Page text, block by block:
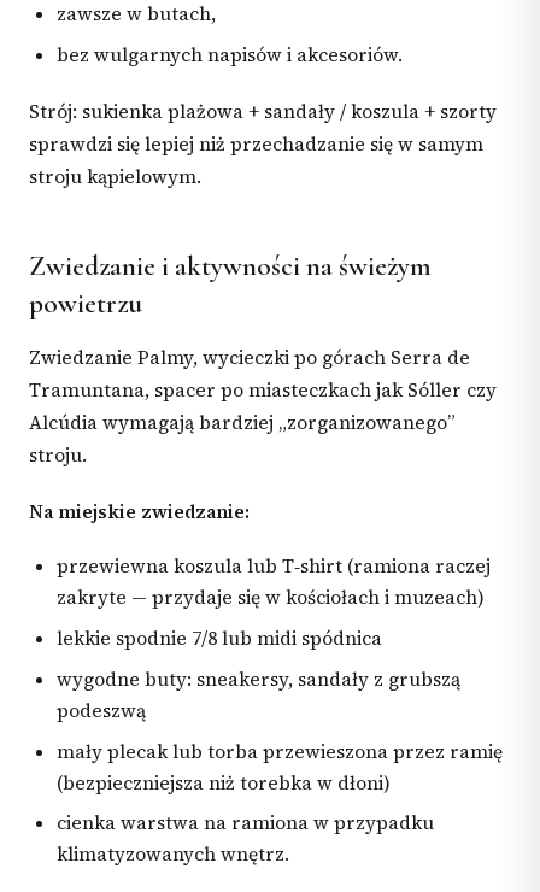
zawsze w butach,
bez wulgarnych napisów i akcesoriów.
Strój: sukienka plażowa + sandały / koszula + szorty
sprawdzi się lepiej niż przechadzanie się w samym
stroju kąpielowym.
Zwiedzanie i aktywności na świeżym
powietrzu
Zwiedzanie Palmy, wycieczki po górach Serra de
Tramuntana, spacer po miasteczkach jak Sóller czy
Alcúdia wymagają bardziej „zorganizowanego”
stroju.
Na miejskie zwiedzanie:
przewiewna koszula lub T‑shirt (ramiona raczej
zakryte — przydaje się w kościołach i muzeach)
lekkie spodnie 7/8 lub midi spódnica
wygodne buty: sneakersy, sandały z grubszą
podeszwą
mały plecak lub torba przewieszona przez ramię
(bezpieczniejsza niż torebka w dłoni)
cienka warstwa na ramiona w przypadku
klimatyzowanych wnętrz.